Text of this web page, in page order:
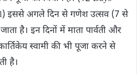
इससे अगले दिन से गणेश उत्सव (7 से
है। इन दिनों में माता पार्वती और
स्वामी की भी पूजा करने से
है।